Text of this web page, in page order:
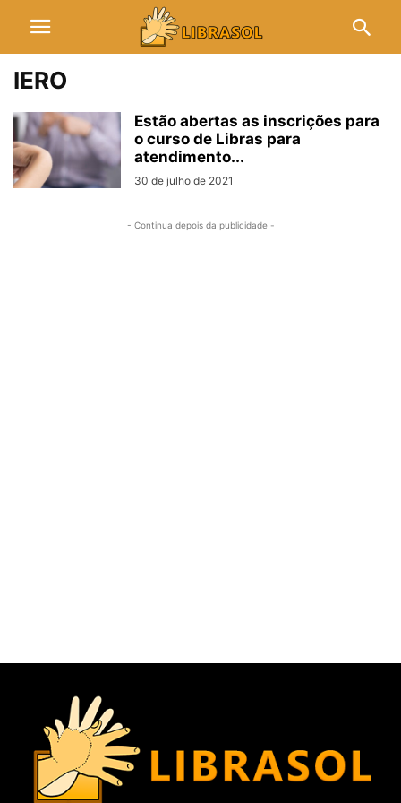
IERO
Estão abertas as inscrições para
o curso de Libras para
atendimento...
30 de julho de 2021
- Continua depois da publicidade -